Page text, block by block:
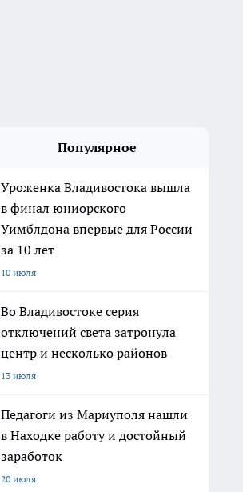
Популярное
Уроженка Владивостока вышла
в финал юниорского
Уимблдона впервые для России
за 10 лет
10 июля
Во Владивостоке серия
отключений света затронула
центр и несколько районов
13 июля
Педагоги из Мариуполя нашли
в Находке работу и достойный
заработок
20 июля